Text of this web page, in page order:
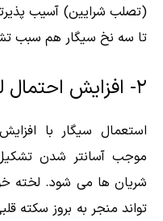
(تصلب شرایین) آسیب
تا سه نخ سیگار هم سبب
‎۲- افزایش احتمال لخته شدن خون
استعمال سیگار با
موجب آسانتر شدن
شریان ها می شود. لخته
تواند منجر به بروز سکته